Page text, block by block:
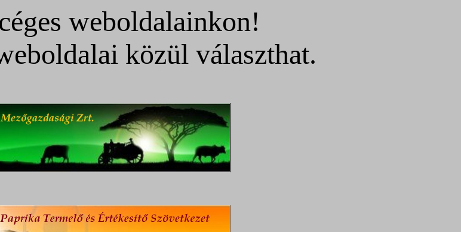
weboldalainkon!
közül választhat.